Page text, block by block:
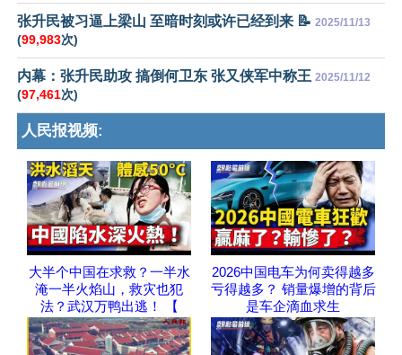
张升民被习逼上梁山 至暗时刻或许已经到来 📝 2025/11/13
(99,983次)
内幕：张升民助攻 搞倒何卫东 张又侠军中称王 2025/11/12
(97,461次)
人民报视频:
大半个中国在求救？一半水
淹一半火焰山，救灾也犯
法？武汉万鸭出逃！ 【
2026中国电车为何卖得越多
亏得越多？ 销量爆增的背后
是车企滴血求生